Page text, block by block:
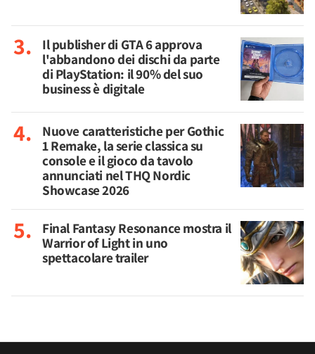
Il publisher di GTA 6 approva
l'abbandono dei dischi da parte
di PlayStation: il 90% del suo
business è digitale
Nuove caratteristiche per Gothic
1 Remake, la serie classica su
console e il gioco da tavolo
annunciati nel THQ Nordic
Showcase 2026
Final Fantasy Resonance mostra il
Warrior of Light in uno
spettacolare trailer